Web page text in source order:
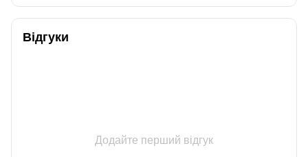
Відгуки
Додайте перший відгук